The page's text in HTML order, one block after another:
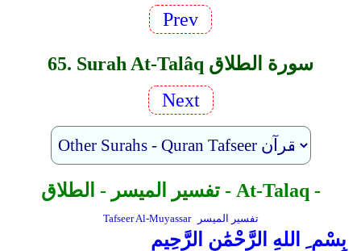
Prev
65. Surah At-Talâq سورة الطلاق
Next
تفسير الميسر - الطلاق - At-Talaq -
Tafseer Al-Muyassar تفسير الميسر
بِسْم ِ اللهِ الرَّحْمَٰنِ الرَّحِيمِ